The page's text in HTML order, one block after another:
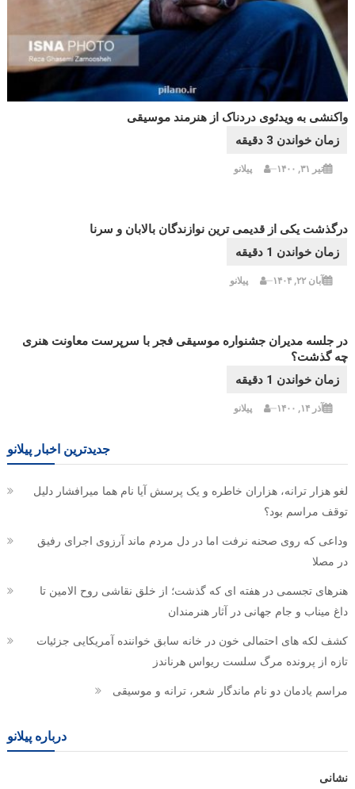
واکنشی به ویدئوی دردناک از هنرمند موسیقی
تیر ۳۱, ۱۴۰۰ پیلانو
درگذشت یکی از قدیمی ترین نوازندگان بالابان و سرنا
آبان ۲۲, ۱۴۰۴ پیلانو
در جلسه مدیران جشنواره موسیقی فجر با سرپرست معاونت هنری
چه گذشت؟
آذر ۱۴, ۱۴۰۰ پیلانو
جدیدترین اخبار پیلانو
لغو هزار ترانه، هزاران خاطره و یک پرسش آیا نام هما میرافشار دلیل
توقف مراسم بود؟
وداعی که روی صحنه نرفت اما در دل مردم ماند آرزوی اجرای رفیق
در مصلا
هنرهای تجسمی در هفته ای که گذشت؛ از خلق نقاشی روح الامین تا
داغ میناب و جام جهانی در آثار هنرمندان
کشف لکه های احتمالی خون در خانه سابق خواننده آمریکایی جزئیات
تازه از پرونده مرگ سلست ریواس هرناندز
مراسم یادمان دو نام ماندگار شعر، ترانه و موسیقی
درباره پیلانو
نشانی